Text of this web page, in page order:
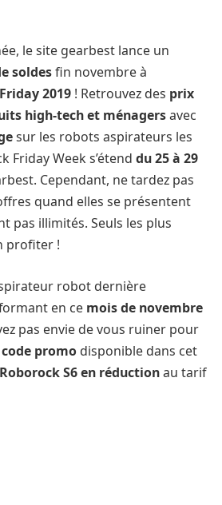
le site gearbest lance un
soldesfin novembre à
2019 ! Retrouvez des prix
high-tech et ménagersavec
sur les robots aspirateurs les
Friday Week s’étend du 25 à 29
Cependant, ne tardez pas
quand elles se présentent
pas illimités. Seuls les plus
profiter !
robot dernière
en ce mois de novembre
pas envie de vous ruiner pour
code promo disponible dans cet
Roborock S6 en réductionau tarif